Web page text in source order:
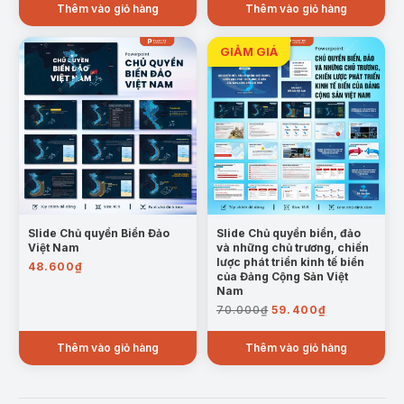
Mẫu trang: sáp nhập tỉnh Đắk Nông, Lâm Đồng, Bình Thuận
thành tỉnh Lâm Đồng
Dự kiến tên gọi của 34 đơn vị cấp tỉnh sau sáp
nhập, hợp nhất:
Thêm vào giỏ hàng Thêm vào giỏ hàng
Slide Chủ quyền Biển Đảo
Việt Nam
48.600₫
Thêm vào giỏ hàng
Slide Chủ quyền biển, đảo
và những chủ trương, chiến
lược phát triển kinh tế biển
của Đảng Cộng Sản Việt
Nam
70.000₫ Giá
là:
70.000₫.
59.400₫Giá
tại
Thêm vào giỏ hàng